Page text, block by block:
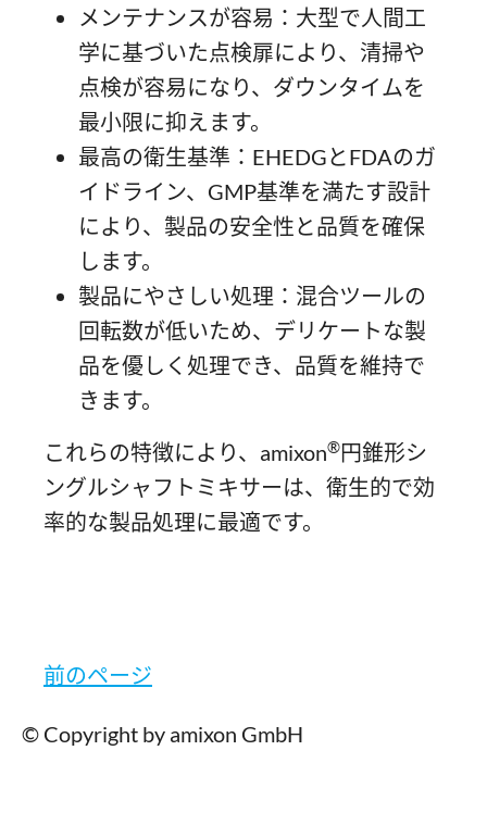
メンテナンスが容易：大型で人間工
学に基づいた点検扉により、清掃や
点検が容易になり、ダウンタイムを
最小限に抑えます。
最高の衛生基準：EHEDGとFDAのガ
イドライン、GMP基準を満たす設計
により、製品の安全性と品質を確保
します。
製品にやさしい処理：混合ツールの
回転数が低いため、デリケートな製
品を優しく処理でき、品質を維持で
きます。
これらの特徴により、amixon®円錐形シ
ングルシャフトミキサーは、衛生的で効
率的な製品処理に最適です。
前のページ
© Copyright by amixon GmbH